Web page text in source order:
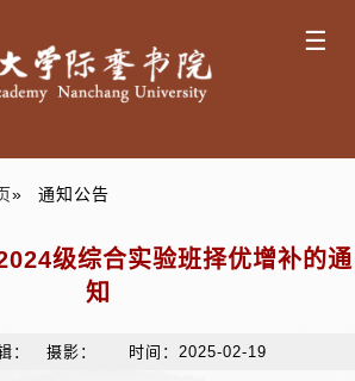
☰
» 通知公告
级综合实验班择优增补的通
知
： 摄影： 时间：2025-02-19